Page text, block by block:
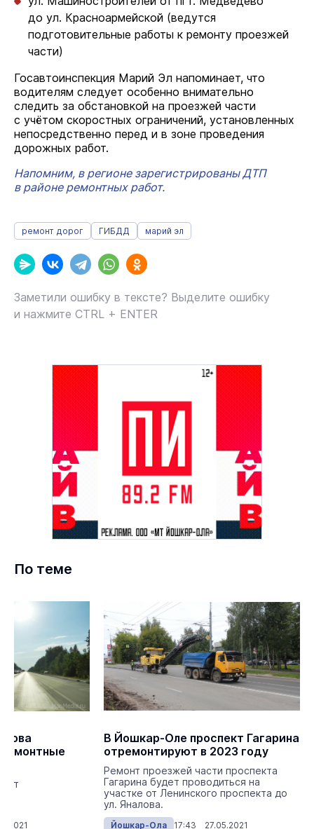
до ул. Красноармейской (ведутся
подготовительные работы к ремонту проезжей
части)
Госавтоинспекция Марий Эл напоминает, что
водителям следует особенно внимательно
следить за обстановкой на проезжей части
с учётом скоростных ограничений, установленных
непосредственно перед и в зоне проведения
дорожных работ.
Напомним, в регионе зарегистрированы ДТП
в районе ремонтных работ.
ремонт дорог ГИБДД марий эл
Заметили ошибку в тексте? Выделите ошибку
и нажмите CTRL + ENTER
По теме
В Йошкар-Оле проспект Гагарина
отремонтируют в 2023 году
Ремонт проезжей части проспекта
Гагарина будет проводиться на
участке от Ленинского проспекта до
ул. Яналова.
Йошкар-Ола 17:43 27.05.2021